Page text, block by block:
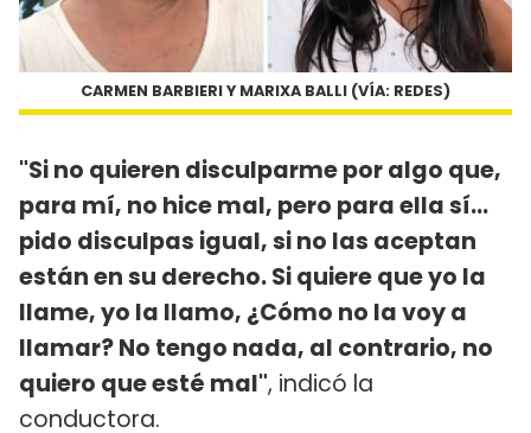
CARMEN BARBIERI Y MARIXA BALLI (VÍA: REDES)
"Si no quieren disculparme por algo que,
para mí, no hice mal, pero para ella sí...
pido disculpas igual, si no las aceptan
están en su derecho. Si quiere que yo la
llame, yo la llamo, ¿Cómo no la voy a
llamar? No tengo nada, al contrario, no
quiero que esté mal", indicó la
conductora.